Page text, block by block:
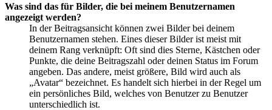
Was sind das für Bilder, die bei meinem Benutzernamen
angezeigt werden?
In der Beitragsansicht können zwei Bilder bei deinem
Benutzernamen stehen. Eines dieser Bilder ist meist mit
deinem Rang verknüpft: Oft sind dies Sterne, Kästchen oder
Punkte, die deine Beitragszahl oder deinen Status im Forum
angeben. Das andere, meist größere, Bild wird auch als
„Avatar“ bezeichnet. Es handelt sich hierbei in der Regel um
ein persönliches Bild, welches von Benutzer zu Benutzer
unterschiedlich ist.